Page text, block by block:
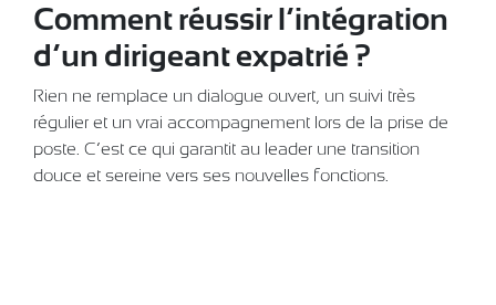
Comment réussir l’intégration
d’un dirigeant expatrié ?
Rien ne remplace un dialogue ouvert, un suivi très
régulier et un vrai accompagnement lors de la prise de
poste. C’est ce qui garantit au leader une transition
douce et sereine vers ses nouvelles fonctions.